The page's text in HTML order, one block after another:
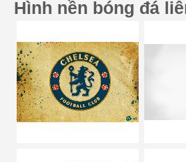
Hình nền bóng đá